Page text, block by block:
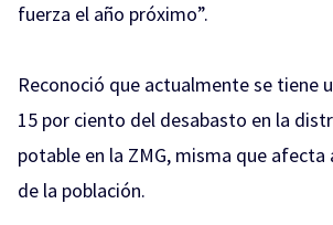
fuerza el año próximo”.
Reconoció que actualmente se tiene
15 por ciento del desabasto en la
potable en la ZMG, misma que afecta
de la población.